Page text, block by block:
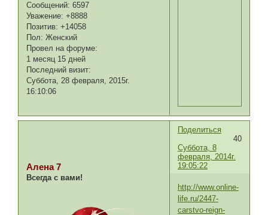
Сообщений: 6597
Уважение: +8888
Позитив: +14058
Пол: Женский
Провел на форуме:
1 месяц 15 дней
Последний визит:
Суббота, 28 февраля, 2015г.
16:10:06
Поделиться
40
Суббота, 8
февраля, 2014г.
19:05:22
Алена 7
Всегда с вами!
http://www.online-
life.ru/2447-
carstvo-reign-